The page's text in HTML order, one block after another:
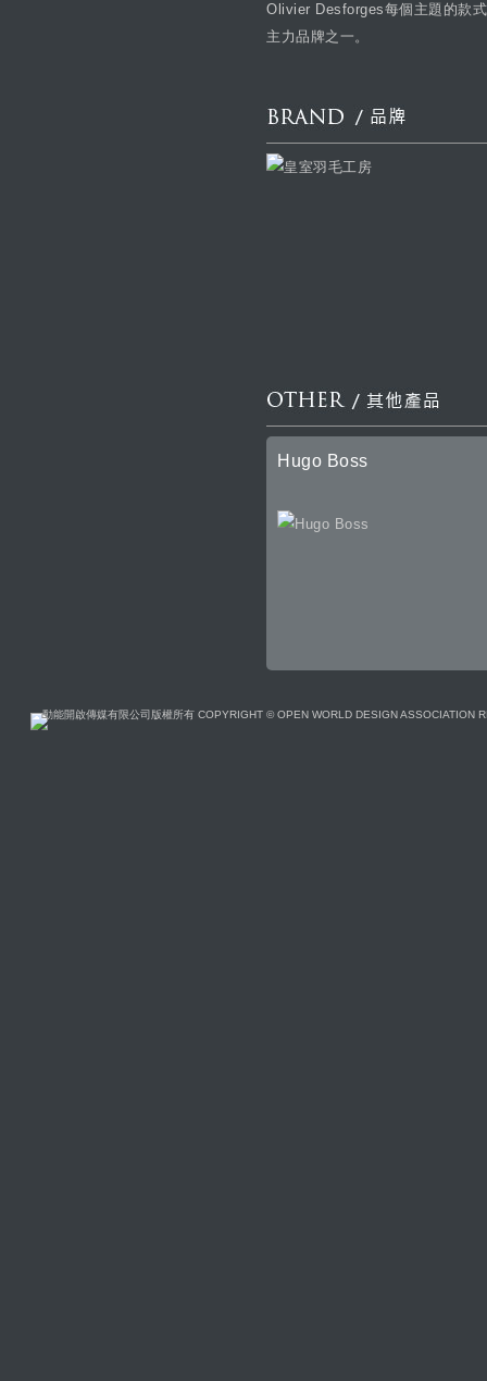
Olivier Desforges每個主題的款
主力品牌之一。
Hugo Boss
動能開啟傳媒有限公司版權所有 COPYRIGHT © OPEN WORLD DESIGN ASSOCIATION